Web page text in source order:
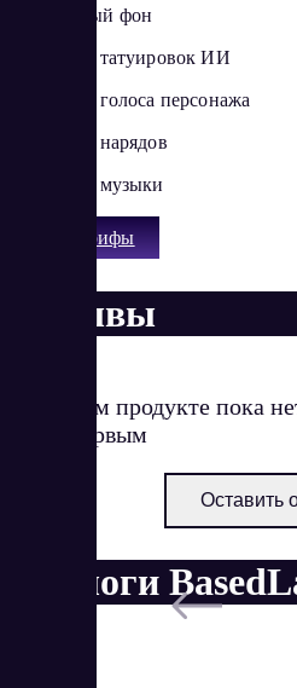
Прозрачный фон
Генератор татуировок ИИ
Генератор голоса персонажа
Генератор нарядов
Генератор музыки
Все тарифы
Отзывы
О данном продукте пока
стать первым
Оставить
Аналоги